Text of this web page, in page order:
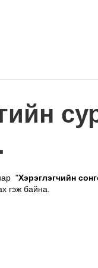
"Хэрэглэгчийн
гэж байна.